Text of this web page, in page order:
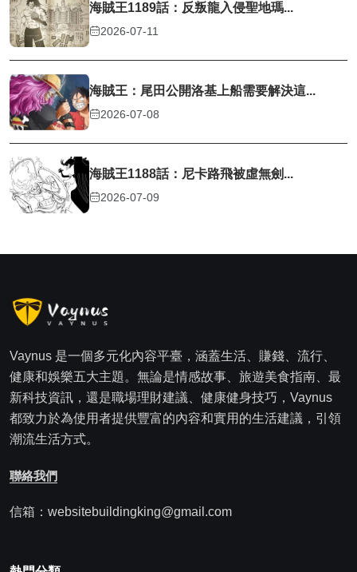
海賊王1189話：反叛龍入侵聖地瑪...
2026-07-11
海賊王：尾田公開洛基上船需要解決這...
2026-07-08
海賊王1188話：尼卡路飛被虛無劍...
2026-07-09
Vaynus 是一個多元化內容平臺，涵蓋生活、賺錢、流行、
健康和娛樂五大主題。無論是情感故事、旅遊美食指南、最
新科技資訊，還是職場理財建議、健康健身技巧，Vaynus
都致力於為使用者提供豐富的內容和實用的生活建議，引領
潮流生活方式。
聯絡我們
信箱：websitebuildingking@gmail.com